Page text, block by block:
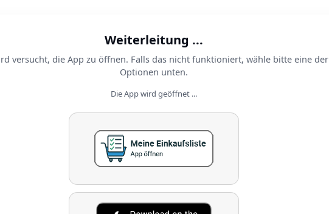
Weiterleitung ...
versucht, die App zu öffnen. Falls das nicht funktioniert, wähle bitte eine der
Optionen unten.
Die App wird geöffnet ...